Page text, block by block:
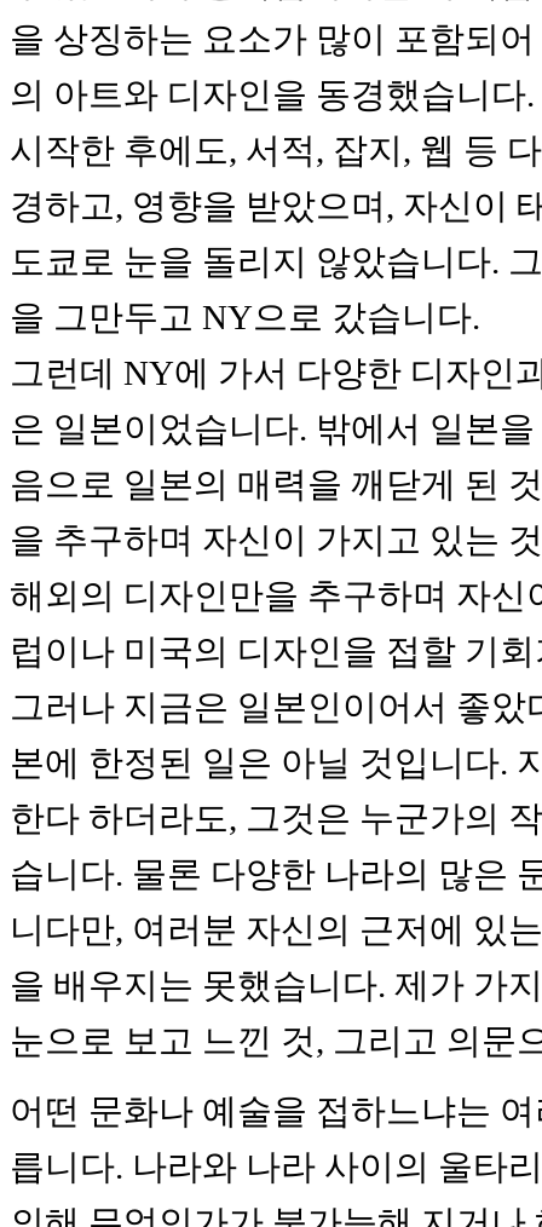
을 상징하는 요소가 많이 포함되
의 아트와 디자인을 동경했습니
시작한 후에도, 서적, 잡지, 웹 등
경하고, 영향을 받았으며, 자신이
도쿄로 눈을 돌리지 않았습니다.
을 그만두고 NY으로 갔습니다.
그런데 NY에 가서 다양한 디자인
은 일본이었습니다. 밖에서 일본
음으로 일본의 매력을 깨닫게 된
을 추구하며 자신이 가지고 있는
해외의 디자인만을 추구하며 자
럽이나 미국의 디자인을 접할 기
그러나 지금은 일본인이어서 좋
본에 한정된 일은 아닐 것입니다.
한다 하더라도, 그것은 누군가의
습니다. 물론 다양한 나라의 많은
니다만, 여러분 자신의 근저에 있
을 배우지는 못했습니다. 제가 가
눈으로 보고 느낀 것, 그리고 의문
어떤 문화나 예술을 접하느냐는
릅니다. 나라와 나라 사이의 울타